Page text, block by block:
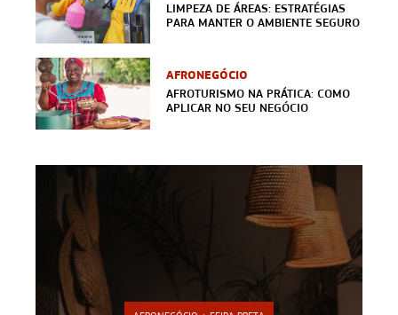
LIMPEZA DE ÁREAS: ESTRATÉGIAS
PARA MANTER O AMBIENTE SEGURO
AFRONEGÓCIO
AFROTURISMO NA PRÁTICA: COMO
APLICAR NO SEU NEGÓCIO